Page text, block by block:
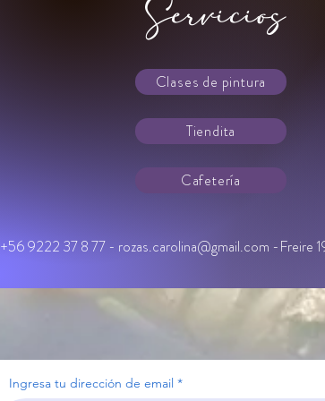
Servicios
Clases de pintura
Tiendita
Cafetería
+56 9222 37 8 77 - rozas.carolina@gmail.com -Freire
Ingresa tu dirección de email